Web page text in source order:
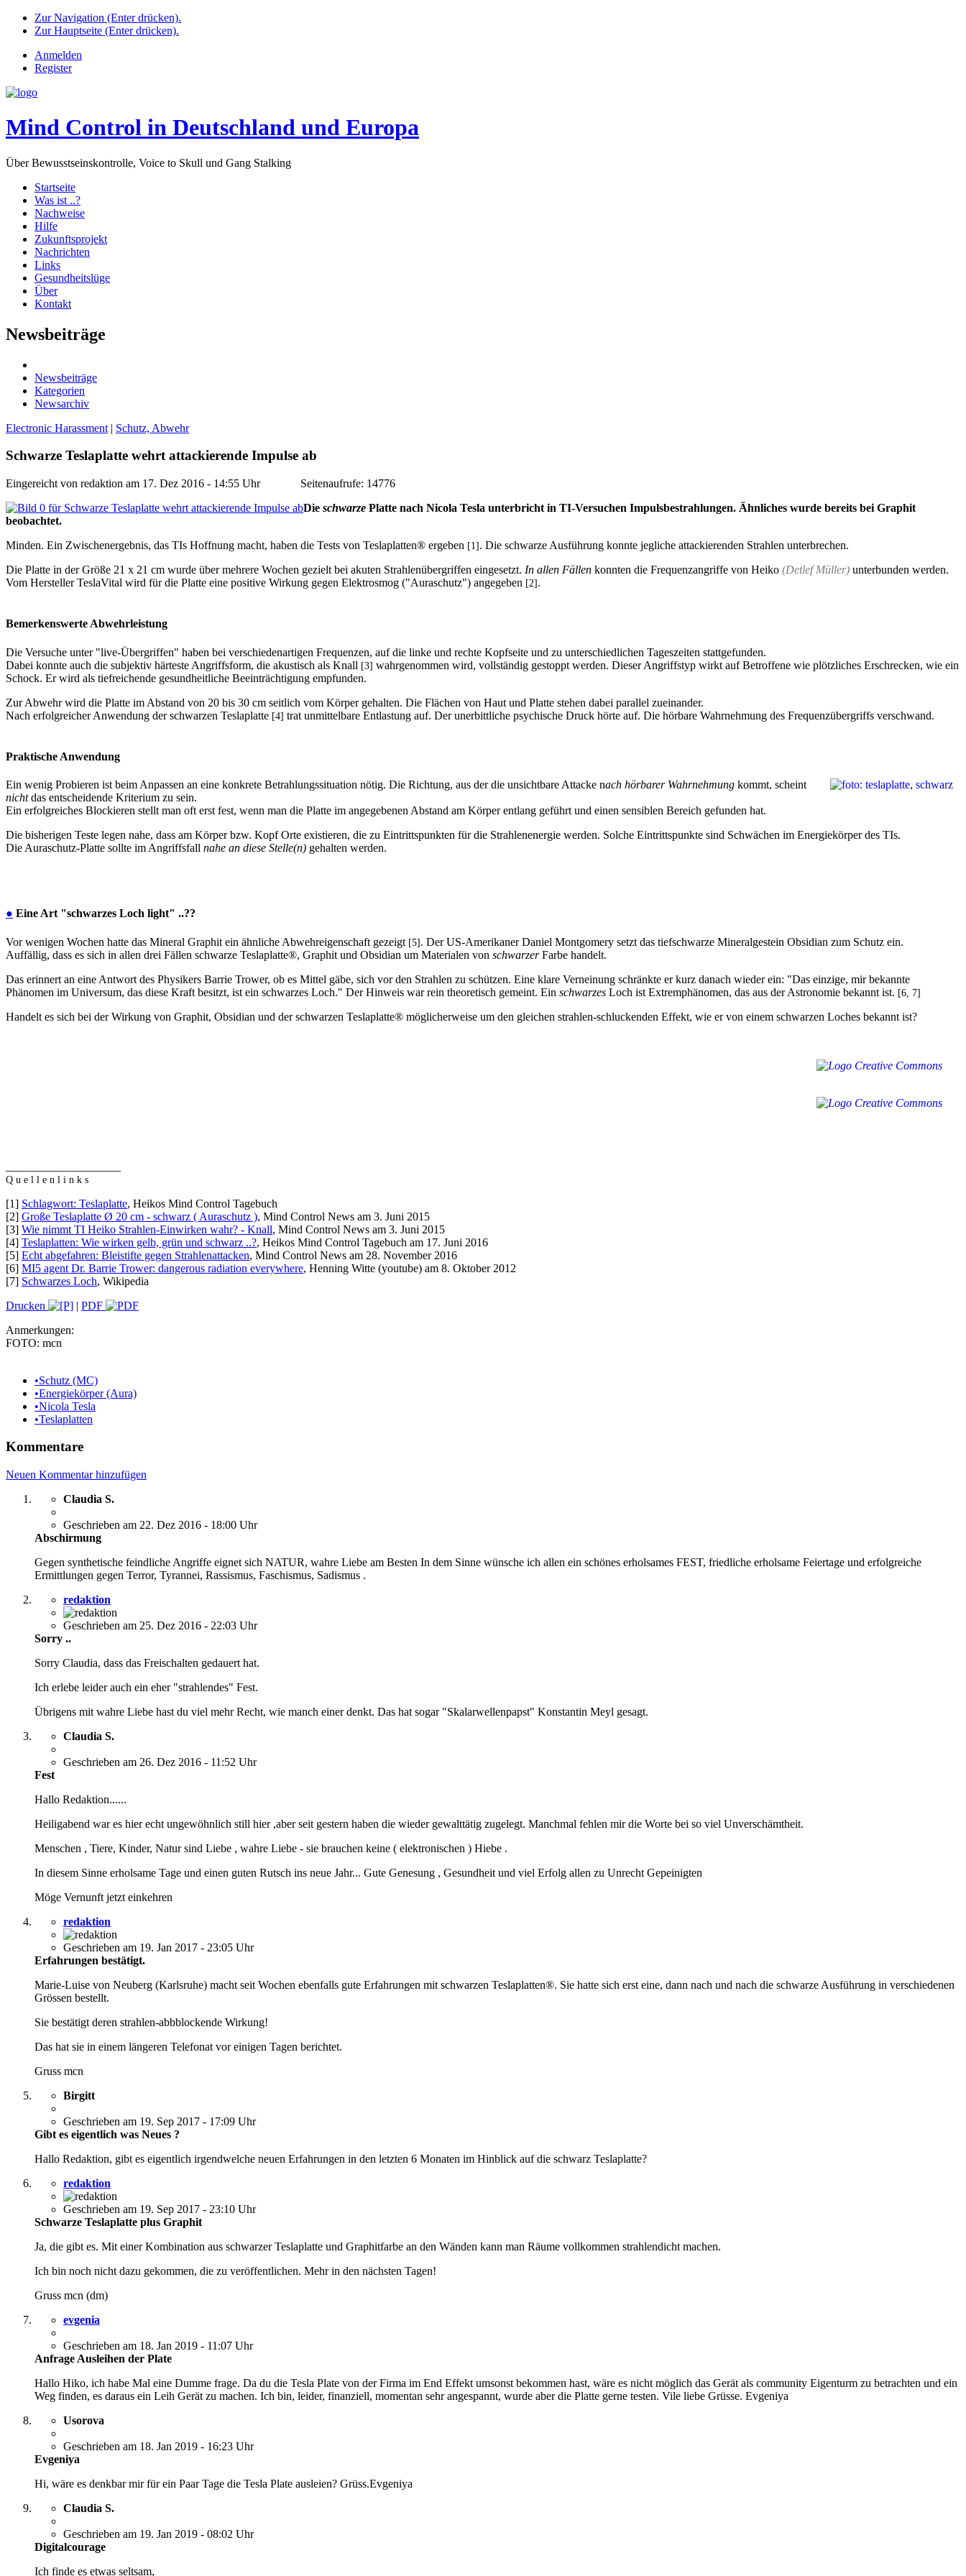
Zur Navigation (Enter drücken).
Zur Hauptseite (Enter drücken).
Anmelden
Register
Mind Control in Deutschland und Europa
Über Bewusstseinskontrolle, Voice to Skull und Gang Stalking
Startseite
Was ist ..?
Nachweise
Hilfe
Zukunftsprojekt
Nachrichten
Links
Gesundheitslüge
Über
Kontakt
Newsbeiträge
Newsbeiträge
Kategorien
Newsarchiv
Electronic Harassment | Schutz, Abwehr
Schwarze Teslaplatte wehrt attackierende Impulse ab
Eingereicht von redaktion am 17. Dez 2016 - 14:55 Uhr Seitenaufrufe: 14776
Die schwarze Platte nach Nicola Tesla unterbricht in TI-Versuchen Impulsbestrahlungen. Ähnliches wurde bereits bei Graphit
beobachtet.
Minden. Ein Zwischenergebnis, das TIs Hoffnung macht, haben die Tests von Teslaplatten® ergeben [1] . Die schwarze Ausführung konnte jegliche attackierenden Strahlen unterbrechen.
Die Platte in der Größe 21 x 21 cm wurde über mehrere Wochen gezielt bei akuten Strahlenübergriffen eingesetzt. In allen Fällen konnten die Frequenzangriffe von Heiko (Detlef Müller) unterbunden werden.
Vom Hersteller TeslaVital wird für die Platte eine positive Wirkung gegen Elektrosmog ("Auraschutz") angegeben [2] .
Bemerkenswerte Abwehrleistung
Die Versuche unter "live-Übergriffen" haben bei verschiedenartigen Frequenzen, auf die linke und rechte Kopfseite und zu unterschiedlichen Tageszeiten stattgefunden.
Dabei konnte auch die subjektiv härteste Angriffsform, die akustisch als Knall [3] wahrgenommen wird, vollständig gestoppt werden. Dieser Angriffstyp wirkt auf Betroffene wie plötzliches Erschrecken, wie ein
Schock. Er wird als tiefreichende gesundheitliche Beeinträchtigung empfunden.
Zur Abwehr wird die Platte im Abstand von 20 bis 30 cm seitlich vom Körper gehalten. Die Flächen von Haut und Platte stehen dabei parallel zueinander.
Nach erfolgreicher Anwendung der schwarzen Teslaplatte [4] trat unmittelbare Entlastung auf. Der unerbittliche psychische Druck hörte auf. Die hörbare Wahrnehmung des Frequenzübergriffs verschwand.
Praktische Anwendung
Ein wenig Probieren ist beim Anpassen an eine konkrete Betrahlungssituation nötig. Die Richtung, aus der die unsichtbare Attacke nach hörbarer Wahrnehmung kommt, scheint
nichtdas entscheidende Kriterium zu sein.
Ein erfolgreiches Blockieren stellt man oft erst fest, wenn man die Platte im angegebenen Abstand am Körper entlang geführt und einen sensiblen Bereich gefunden hat.
Die bisherigen Teste legen nahe, dass am Körper bzw. Kopf Orte existieren, die zu Eintrittspunkten für die Strahlenenergie werden. Solche Eintrittspunkte sind Schwächen im Energiekörper des TIs.
Die Auraschutz-Platte sollte im Angriffsfall nahe an diese Stelle(n) gehalten werden.
● Eine Art "schwarzes Loch light" ..??
Vor wenigen Wochen hatte das Mineral Graphit ein ähnliche Abwehreigenschaft gezeigt [5]. Der US-Amerikaner Daniel Montgomery setzt das tiefschwarze Mineralgestein Obsidian zum Schutz ein.
Auffällig, dass es sich in allen drei Fällen schwarze Teslaplatte®, Graphit und Obsidian um Materialen von schwarzerFarbe handelt.
Das erinnert an eine Antwort des Physikers Barrie Trower, ob es Mittel gäbe, sich vor den Strahlen zu schützen. Eine klare Verneinung schränkte er kurz danach wieder ein: "Das einzige, mir bekannte
Phänomen im Universum, das diese Kraft besitzt, ist ein schwarzes Loch." Der Hinweis war rein theoretisch gemeint. Ein schwarzes Loch ist Extremphänomen, das aus der Astronomie bekannt ist. [6, 7]
Handelt es sich bei der Wirkung von Graphit, Obsidian und der schwarzen Teslaplatte® möglicherweise um den gleichen strahlen-schluckenden Effekt, wie er von einem schwarzen Loches bekannt ist?
Q u e l l e n l i n k s
[1] Schlagwort: Teslaplatte, Heikos Mind Control Tagebuch
[2] Große Teslaplatte Ø 20 cm - schwarz ( Auraschutz ), Mind Control News am 3. Juni 2015
[3] Wie nimmt TI Heiko Strahlen-Einwirken wahr? - Knall, Mind Control News am 3. Juni 2015
[4] Teslaplatten: Wie wirken gelb, grün und schwarz ..?, Heikos Mind Control Tagebuch am 17. Juni 2016
[5] Echt abgefahren: Bleistifte gegen Strahlenattacken, Mind Control News am 28. November 2016
[6] MI5 agent Dr. Barrie Trower: dangerous radiation everywhere, Henning Witte (youtube) am 8. Oktober 2012
[7] Schwarzes Loch, Wikipedia
Drucken
| PDF
Anmerkungen:
FOTO: mcn
•Schutz (MC)
•Energiekörper (Aura)
•Nicola Tesla
•Teslaplatten
Kommentare
Neuen Kommentar hinzufügen
Claudia S.
Geschrieben am 22. Dez 2016 - 18:00 Uhr
Abschirmung
Gegen synthetische feindliche Angriffe eignet sich NATUR, wahre Liebe am Besten In dem Sinne wünsche ich allen ein schönes erholsames FEST, friedliche erholsame Feiertage und erfolgreiche
Ermittlungen gegen Terror, Tyrannei, Rassismus, Faschismus, Sadismus .
redaktion
Geschrieben am 25. Dez 2016 - 22:03 Uhr
Sorry ..
Sorry Claudia, dass das Freischalten gedauert hat.
Ich erlebe leider auch ein eher "strahlendes" Fest.
Übrigens mit wahre Liebe hast du viel mehr Recht, wie manch einer denkt. Das hat sogar "Skalarwellenpapst" Konstantin Meyl gesagt.
Claudia S.
Geschrieben am 26. Dez 2016 - 11:52 Uhr
Fest
Hallo Redaktion......
Heiligabend war es hier echt ungewöhnlich still hier ,aber seit gestern haben die wieder gewalttätig zugelegt. Manchmal fehlen mir die Worte bei so viel Unverschämtheit.
Menschen , Tiere, Kinder, Natur sind Liebe , wahre Liebe - sie brauchen keine ( elektronischen ) Hiebe .
In diesem Sinne erholsame Tage und einen guten Rutsch ins neue Jahr... Gute Genesung , Gesundheit und viel Erfolg allen zu Unrecht Gepeinigten
Möge Vernunft jetzt einkehren
redaktion
Geschrieben am 19. Jan 2017 - 23:05 Uhr
Erfahrungen bestätigt.
Marie-Luise von Neuberg (Karlsruhe) macht seit Wochen ebenfalls gute Erfahrungen mit schwarzen Teslaplatten®. Sie hatte sich erst eine, dann nach und nach die schwarze Ausführung in verschiedenen
Grössen bestellt.
Sie bestätigt deren strahlen-abbblockende Wirkung!
Das hat sie in einem längeren Telefonat vor einigen Tagen berichtet.
Gruss mcn
Birgitt
Geschrieben am 19. Sep 2017 - 17:09 Uhr
Gibt es eigentlich was Neues ?
Hallo Redaktion, gibt es eigentlich irgendwelche neuen Erfahrungen in den letzten 6 Monaten im Hinblick auf die schwarz Teslaplatte?
redaktion
Geschrieben am 19. Sep 2017 - 23:10 Uhr
Schwarze Teslaplatte plus Graphit
Ja, die gibt es. Mit einer Kombination aus schwarzer Teslaplatte und Graphitfarbe an den Wänden kann man Räume vollkommen strahlendicht machen.
Ich bin noch nicht dazu gekommen, die zu veröffentlichen. Mehr in den nächsten Tagen!
Gruss mcn (dm)
evgenia
Geschrieben am 18. Jan 2019 - 11:07 Uhr
Anfrage Ausleihen der Plate
Hallo Hiko, ich habe Mal eine Dumme frage. Da du die Tesla Plate von der Firma im End Effekt umsonst bekommen hast, wäre es nicht möglich das Gerät als community Eigenturm zu betrachten und ein
Weg finden, es daraus ein Leih Gerät zu machen. Ich bin, leider, finanziell, momentan sehr angespannt, wurde aber die Platte gerne testen. Vile liebe Grüsse. Evgeniya
Usorova
Geschrieben am 18. Jan 2019 - 16:23 Uhr
Evgeniya
Hi, wäre es denkbar mir für ein Paar Tage die Tesla Plate ausleien? Grüss.Evgeniya
Claudia S.
Geschrieben am 19. Jan 2019 - 08:02 Uhr
Digitalcourage
Ich finde es etwas seltsam,